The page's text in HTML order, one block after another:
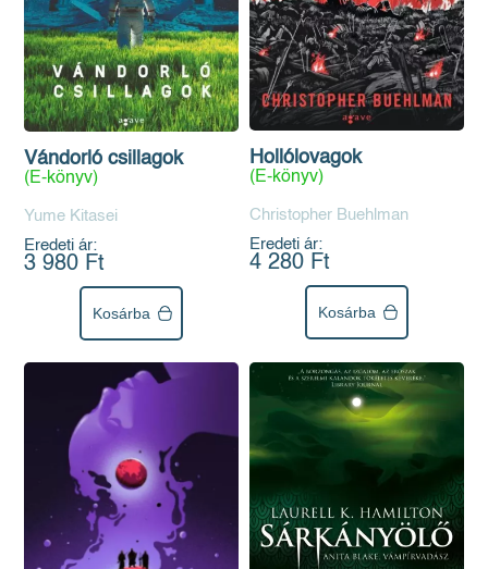
Vándorló csillagok
(E-könyv)
Yume Kitasei
Eredeti ár:
3 980 Ft
Kosárba
Hollólovagok
(E-könyv)
Christopher Buehlman
Eredeti ár:
4 280 Ft
Kosárba